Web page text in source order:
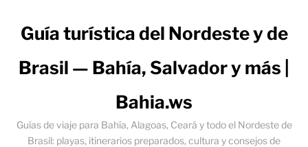
Guía turística del Nordeste y de
Brasil — Bahía, Salvador y más |
Bahia.ws
Guías de viaje para Bahía, Alagoas, Ceará y todo el Nordeste de
Brasil: playas, itinerarios preparados, cultura y consejos de